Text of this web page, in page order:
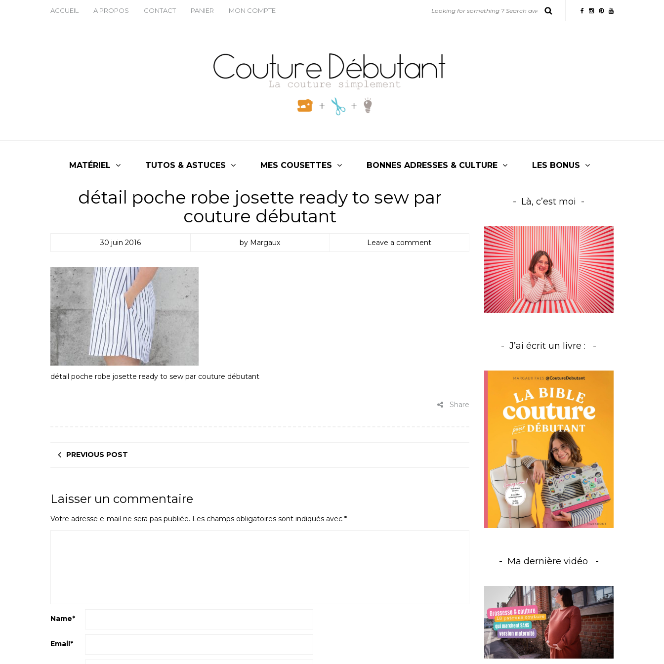
ACCUEIL A PROPOS CONTACT PANIER MON COMPTE
MATÉRIEL TUTOS & ASTUCES MES COUSETTES BONNES ADRESSES & CULTURE LES BONUS
détail poche robe josette ready to sew par
couture débutant
30 juin 2016 by Margaux Leave a comment
détail poche robe josette ready to sew par couture débutant
Share
PREVIOUS POST
Laisser un commentaire
Votre adresse e-mail ne sera pas publiée. Les champs obligatoires sont indiqués avec *
Name*
Email*
Là, c’est moi
J’ai écrit un livre :
Ma dernière vidéo